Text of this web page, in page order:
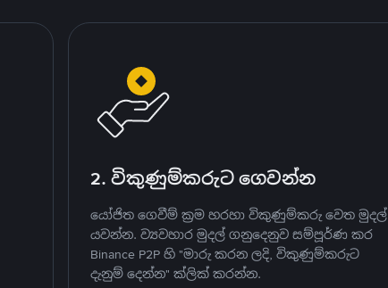
2. විකුණුම්කරුට ගෙවන්න
යෝජිත ගෙවීම් ක්‍රම හරහා විකුණුම්කරු වෙත මුදල්
යවන්න. ව්‍යවහාර මුදල් ගනුදෙනුව සම්පූර්ණ කර
Binance P2P හි "මාරු කරන ලදි, විකුණුම්කරුට
දැනුම් දෙන්න" ක්ලික් කරන්න.